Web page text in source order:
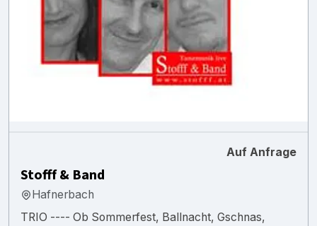
Auf Anfrage
Stofff & Band
Hafnerbach
TRIO ---- Ob Sommerfest, Ballnacht, Gschnas,